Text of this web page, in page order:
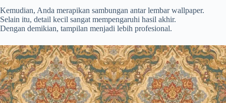
Kemudian, Anda merapikan sambungan antar lembar wallpaper.
Selain itu, detail kecil sangat mempengaruhi hasil akhir.
Dengan demikian, tampilan menjadi lebih profesional.